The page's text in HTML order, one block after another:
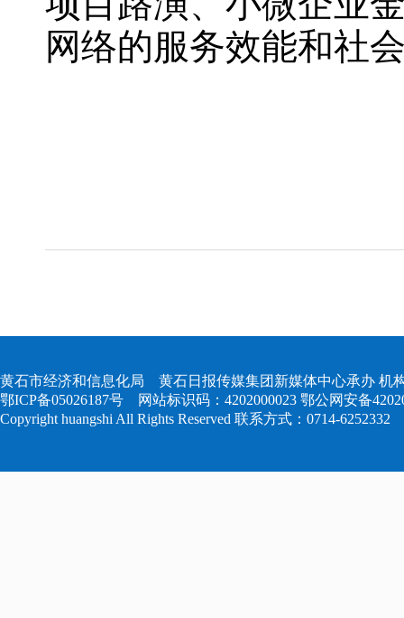
网络的服务效能和社
黄石市经济和信息化局 黄石日报传媒集团新媒体中心承办 机
鄂ICP备05026187号 网站标识码：4202000023 鄂公网安备
Copyright huangshi All Rights Reserved 联系方式：0714-6252332